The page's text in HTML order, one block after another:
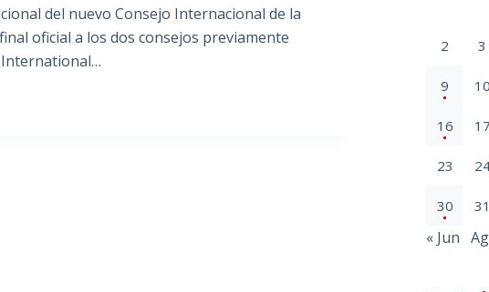
del nuevo Consejo Internacional de la
oficial a los dos consejos previamente
International…
2 3
9 10
16 17
23
30 31
« Jun